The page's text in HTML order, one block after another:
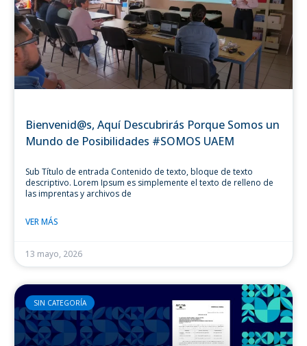
Bienvenid@s, Aquí Descubrirás Porque Somos un
Mundo de Posibilidades #SOMOS UAEM
Sub Título de entrada​ Contenido de texto, bloque de texto
descriptivo. Lorem Ipsum es simplemente el texto de relleno de
las imprentas y archivos de
VER MÁS
13 mayo, 2026
SIN CATEGORÍA